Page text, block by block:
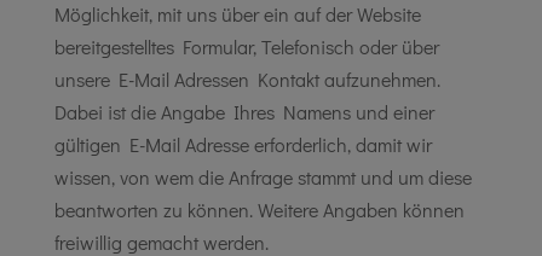
Möglichkeit, mit uns über ein auf der Website
bereitgestelltes Formular, Telefonisch oder über
unsere E-Mail Adressen Kontakt aufzunehmen.
Dabei ist die Angabe Ihres Namens und einer
gültigen E-Mail Adresse erforderlich, damit wir
wissen, von wem die Anfrage stammt und um diese
beantworten zu können. Weitere Angaben können
freiwillig gemacht werden.